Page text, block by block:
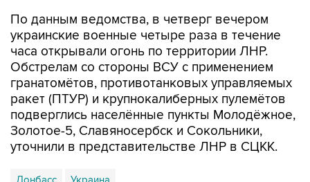
часа открывали огонь по территории ЛНР.
Обстрелам со стороны ВСУ с применением
гранатомётов, противотанковых управляемых
ракет (ПТУР) и крупнокалиберных пулемётов
подверглись населённые пункты Молодёжное,
Золотое-5, Славяносербск и Сокольники,
уточнили в представительстве ЛНР в СЦКК.
Донбасс Украина